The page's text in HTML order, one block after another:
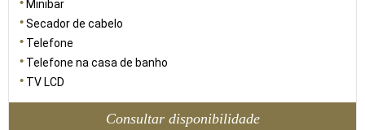
Minibar
Secador de cabelo
Telefone
Telefone na casa de banho
TV LCD
Consultar disponibilidade